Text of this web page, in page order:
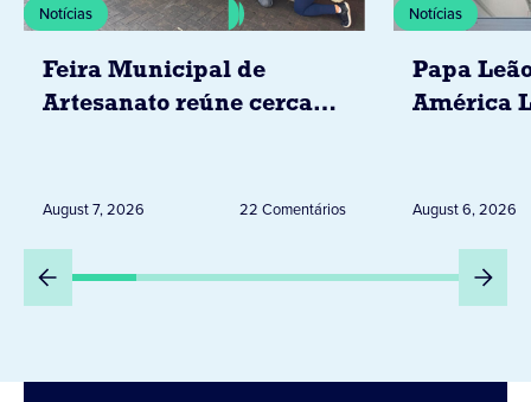
Notícias
Feira Municipal de
Artesanato reúne cerca
August 7, 2026 22 Comentários
Notícias
Papa
América
Peru
August 6, 2026